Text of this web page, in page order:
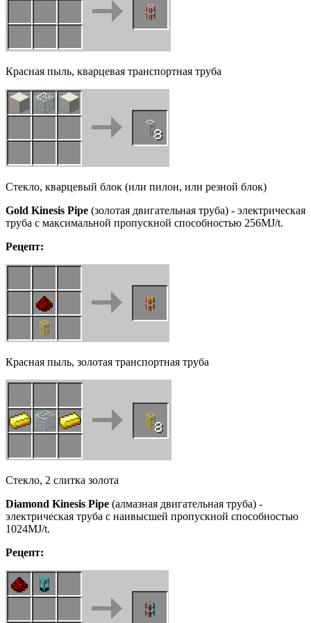
Красная пыль, кварцевая транспортная труба
Стекло, кварцевый блок (или пилон, или резной блок)
Gold Kinesis Pipe (золотая двигательная труба) - электрическая
труба с максимальной пропускной способностью 256MJ/t.
Рецепт:
Красная пыль, золотая транспортная труба
Стекло, 2 слитка золота
Diamond Kinesis Pipe (алмазная двигательная труба) -
электрическая труба с наивысшей пропускной способностью
1024MJ/t.
Рецепт: